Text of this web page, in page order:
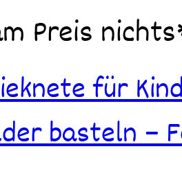
Preis
für
basteln –